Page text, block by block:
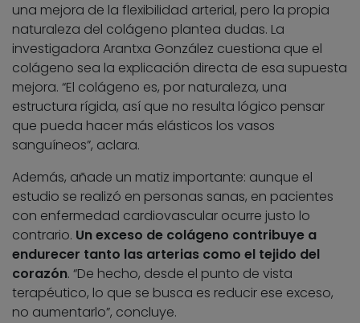
una mejora de la flexibilidad arterial, pero la propia
naturaleza del colágeno plantea dudas. La
investigadora Arantxa González cuestiona que el
colágeno sea la explicación directa de esa supuesta
mejora. “El colágeno es, por naturaleza, una
estructura rígida, así que no resulta lógico pensar
que pueda hacer más elásticos los vasos
sanguíneos”, aclara.
Además, añade un matiz importante: aunque el
estudio se realizó en personas sanas, en pacientes
con enfermedad cardiovascular ocurre justo lo
contrario. Un exceso de colágeno contribuye a
endurecer tanto las arterias como el tejido del
corazón. “De hecho, desde el punto de vista
terapéutico, lo que se busca es reducir ese exceso,
no aumentarlo”, concluye.